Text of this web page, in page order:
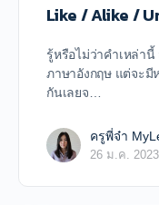
Like / Alike /
รู้หรือไม่ว่าคำเหล่า
ภาษาอังกฤษ แต่จะมี
กันเลยจ…
ครูพี่จ๋า
26 ม.ค. 2023